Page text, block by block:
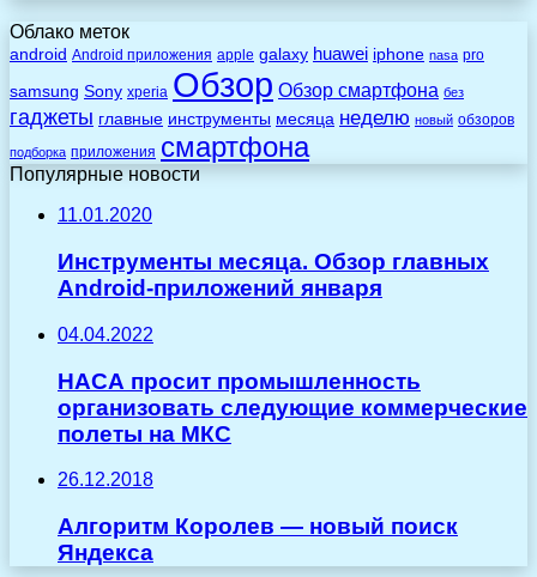
Облако меток
android Android приложения apple galaxy huawei iphone nasa pro
samsung Sony xperia Обзор Обзор смартфона без
гаджеты главные инструменты месяца неделю новый обзоров
подборка приложения смартфона
Популярные новости
11.01.2020
Инструменты месяца. Обзор главных
Android-приложений января
04.04.2022
НАСА просит промышленность
организовать следующие коммерческие
полеты на МКС
26.12.2018
Алгоритм Королев — новый поиск
Яндекса